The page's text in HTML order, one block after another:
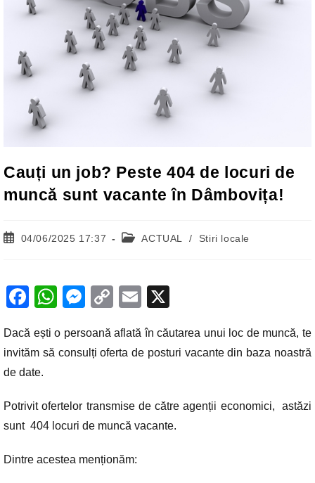
Cauți un job? Peste 404 de locuri de
muncă sunt vacante în Dâmbovița!
Post04/06/2025 17:37
PostACTUAL / Stiri locale
F
c
e
o
o
k
W
at
s
p
p
M
ss
e
g
er
C
p
y
n
k
E
ail
Dacă ești o persoană aflată în căutarea unui loc de muncă, te
invităm să consulți oferta de posturi vacante din baza noastră
de date.
Potrivit ofertelor transmise de către agenții economici, astăzi
sunt 404 locuri de muncă vacante.
Dintre acestea menționăm: